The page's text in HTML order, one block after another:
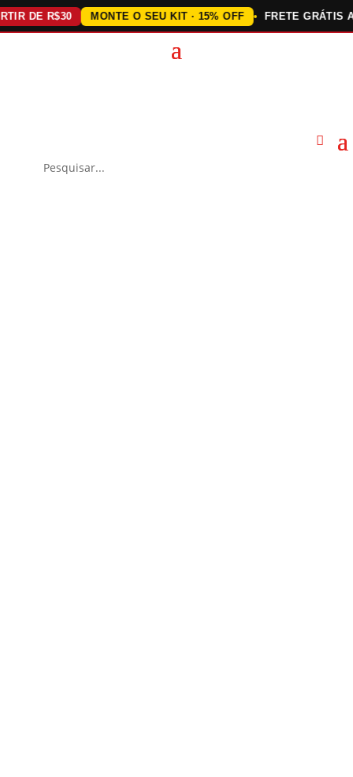
R$30 MONTE O SEU KIT · 15% OFF FRETE GRÁTIS